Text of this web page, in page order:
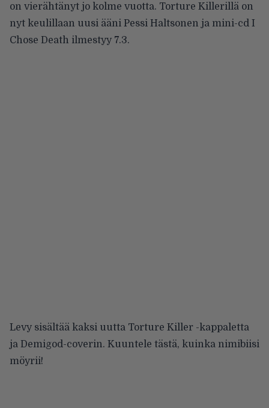
on vierähtänyt jo kolme vuotta. Torture Killerillä on
nyt keulillaan uusi ääni Pessi Haltsonen ja mini-cd I
Chose Death ilmestyy 7.3.
Levy sisältää kaksi uutta Torture Killer -kappaletta
ja Demigod-coverin. Kuuntele tästä, kuinka nimibiisi
möyrii!